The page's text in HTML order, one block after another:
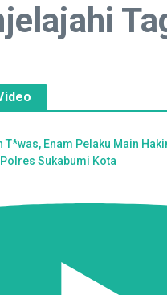
T*was, Enam Pelaku Main
Sukabumi Kota